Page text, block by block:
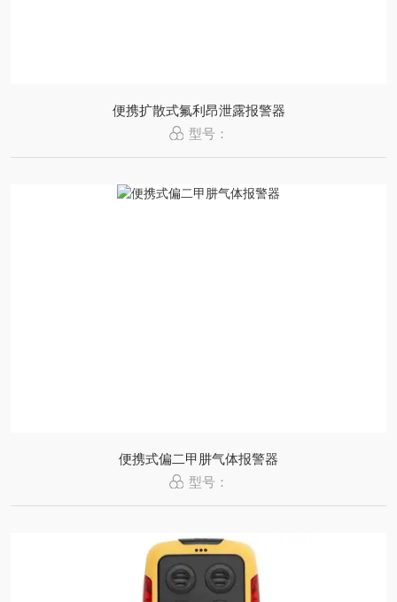
便携扩散式氟利昂泄露报警器
型号：
便携式偏二甲肼气体报警器
型号：